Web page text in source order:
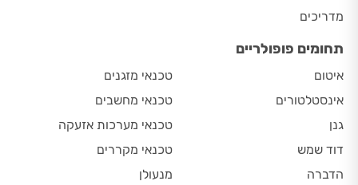
מדריכים
תחומים פופולריים
איטום
אינסטלטורים
גנן
דוד שמש
הדברה
טכנאי מזגנים
טכנאי מחשבים
טכנאי מערכות אזעקה
טכנאי מקררים
מנעולן